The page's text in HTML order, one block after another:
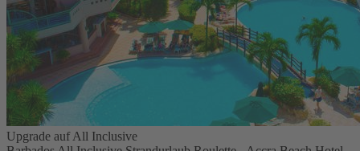
Upgrade auf All Inclusive